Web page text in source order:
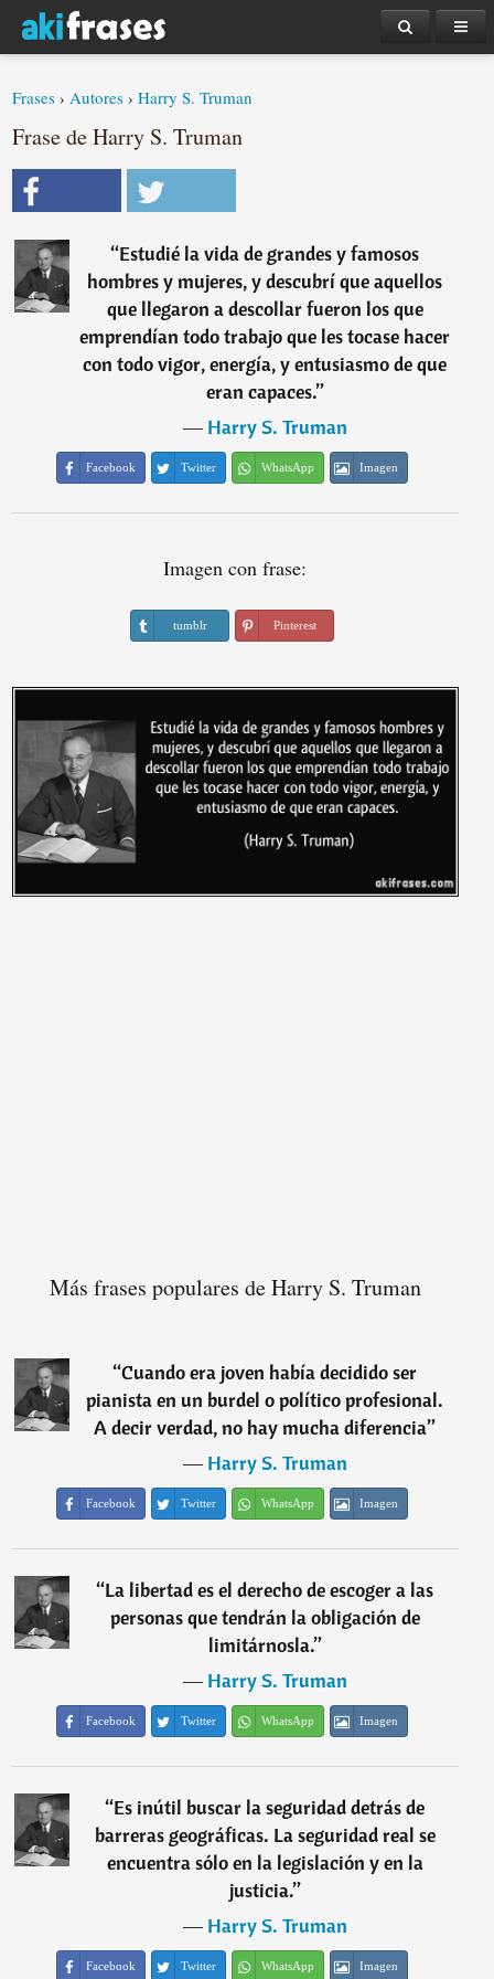
Frases ›Autores ›Harry S. Truman
Frase de Harry S. Truman
“Estudié la vida de grandes y famosos
hombres y mujeres, y descubrí que aquellos
que llegaron a descollar fueron los que
emprendían todo trabajo que les tocase hacer
con todo vigor, energía, y entusiasmo de que
eran capaces.”
―Harry S. Truman
Facebook Twitter WhatsApp Imagen
Imagen con frase:
tumblr Pinterest
Más frases populares de Harry S. Truman
“Cuando era joven había decidido ser
pianista en un burdel o político profesional.
A decir verdad, no hay mucha diferencia”
―Harry S. Truman
Facebook Twitter WhatsApp Imagen
“La libertad es el derecho de escoger a las
personas que tendrán la obligación de
limitárnosla.”
―Harry S. Truman
Facebook Twitter WhatsApp Imagen
“Es inútil buscar la seguridad detrás de
barreras geográficas. La seguridad real se
encuentra sólo en la legislación y en la
justicia.”
―Harry S. Truman
Facebook Twitter WhatsApp Imagen